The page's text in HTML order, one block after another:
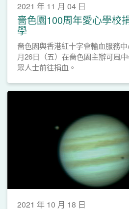
2021 年 11 月 04 日
嗇色園100周年愛心學校
學
嗇色園與香港紅十字會輸血服務
月26日（五）在嗇色園主辦可風
眾人士前往捐血。
2021 年 10 月 18 日